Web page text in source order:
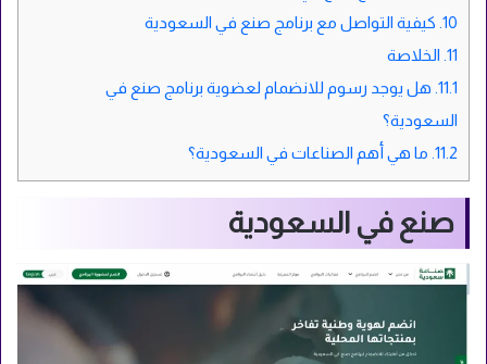
10. كيفية التواصل مع برنامج صنع في السعودية
11. الخلاصة
11.1. هل يوجد رسوم للانضمام لعضوية برنامج صنع في
السعودية؟
11.2. ما هي أهم الصناعات في السعودية؟
صنع في السعودية